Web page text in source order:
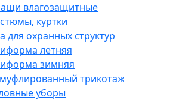
влагозащитные
куртки
для охранных структур
летняя
зимняя
трикотаж
уборы